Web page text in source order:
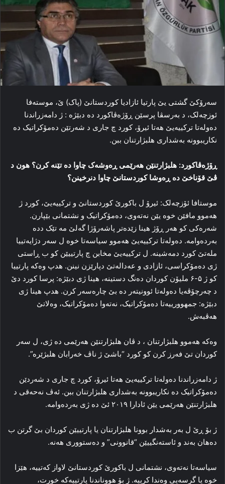
سه‌رۆکێ گشتی یێ پارتیا ئازادیا كوردستانێ (پاک) ێ، موستەفا
ئوزچه‌لک، د به‌رسڤا پرسێن ڕۆژه‌ڤاکورد ده‌ دبێژه‌ : ژ دامه‌زراندنا
ده‌وله‌تا ترکییه‌یێ هه‌تا ئیرۆ، کورد چ جاری د شه‌رتێن ده‌مۆکراتیک ده‌
نکاریبوونه‌ به‌شداری هلبژارتنان ببن.
ڕۆژه‌ڤاکورد: هلبژارتنێن هه‌رێمی ڕه‌وشه‌ک چاوا ده‌ تێنه‌ کرن؟ هون د
ڤێ قۆناخێ ده‌ ڕه‌وشا کوردستانێ چاوا دنرخینن؟
موستافا ئۆزچه‌لک: ئیرۆ ل باکورێ کوردستانێ و ترکییه‌یێ، کورد ژ
هه‌موو مافێن خوه‌ یێن نه‌ته‌وی، ده‌مۆکراتیک و نشتمانی بێپارن.
شه‌ره‌کی کو هه‌ر ڕۆژ هینا زێده‌تر پاشه‌رۆژا گه‌لێ مه‌ تێک دده‌
به‌رده‌وامه‌. ده‌وله‌تا ترکییه‌یێ هه‌موو سیاسه‌تا خوه‌ ل سه‌ر دژایه‌تییا
مله‌تێ کورد دمه‌شینه‌. ل ترکییه‌یێ مخابن چ پارتییێن کو ب ڕاستی
ژی ده‌مۆکراسی، ئازادی و عه‌داله‌تێ دپارێزن نینن. هدپ وه‌که‌ پارتییا
کو ژ ۵-۶ ملیۆن کوردان ده‌نگ دستینه‌، هینا ژی دبێژه‌: پرسا کورد دێ
د چه‌رچۆڤه‌یا ده‌وله‌تا ئوونیته‌ر ده‌ بێ چاره‌سه‌ر کرن. هدپ هینا ژی
دبێژه‌: جمهوورییه‌تا ده‌مۆکراتیک، نه‌ته‌وا ده‌مۆکراتیک، وه‌لاتێ
هه‌ڤبه‌ش.
وه‌که‌ هه‌موو هلبژارتنان ، د ڤان هلبژارتنێن هه‌رێمی ده‌ ژی، ل سه‌ر
کوردان تێ فه‌رز کرن کو کورد “باشێ ژ ناڤ خه‌رابان هلبژێره‌”.
ژ دامه‌زراندنا ده‌وله‌تا ترکییه‌یێ هه‌تا ئیرۆ، کورد چ جاری د شه‌ردێن
ده‌مۆکراتیک ده‌ نکاریبوونه‌ به‌شداری هلبژارتنان ببن. ئه‌ڤ نه‌حه‌قی د
هلبژارتنێن هه‌رێمی یێن ئادارا ۲۰۱۹ ئێ ده‌ ژی به‌رده‌وامه‌.
ژ بۆ ڕێ ل به‌ر به‌شدار بوونا هلبژارتنان یا پارتییێن کوردان بێ گرتن ب
ده‌هان به‌ند و ئاسته‌نگییێن “قانوونی” و ده‌ستووری هه‌نه‌.
سیاسه‌تا نه‌ته‌وی، نشتمانی ل باکورێ کوردستانێ لاواز که‌تییه‌، هێزا
خوه‌ یا گرسه‌یی وه‌ندا کرییه‌. ژ بۆ هووناندنا پارتییه‌که‌ خورت،